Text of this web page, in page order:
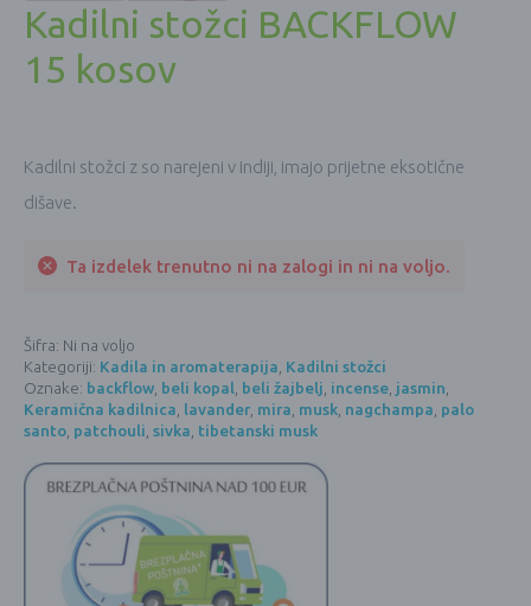
Kadilni stožci BACKFLOW
15 kosov
Kadilni stožci z so narejeni v Indiji, imajo prijetne eksotične
dišave.
Ta izdelek trenutno ni na zalogi in ni na voljo.
Šifra: Ni na voljo
Kategoriji: Kadila in aromaterapija Kadilni stožci
Oznake: backflow beli kopal beli žajbelj incense jasmin
Keramična kadilnica lavander mira musk nagchampa palo
santo patchouli sivka tibetanski musk